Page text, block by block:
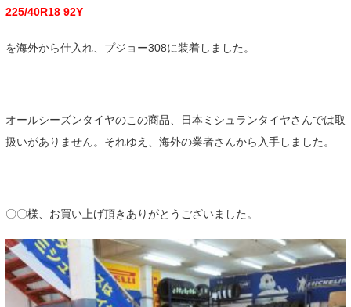
225/40R18 92Y
を海外から仕入れ、プジョー308に装着しました。
オールシーズンタイヤのこの商品、日本ミシュランタイヤさんでは取
扱いがありません。それゆえ、海外の業者さんから入手しました。
〇〇様、お買い上げ頂きありがとうございました。